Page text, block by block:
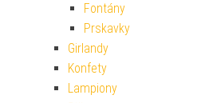
Fontány
Prskavky
Girlandy
Konfety
Lampiony